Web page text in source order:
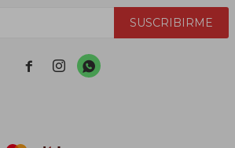
SUSCRIBIRME
  